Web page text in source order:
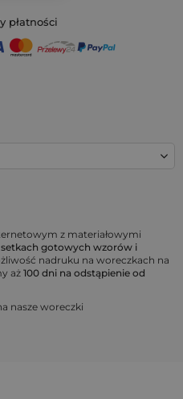
z materiałowymi
setkach gotowych wzorów i
nadruku na woreczkach na
aż 100 dni na odstąpienie od
nasze woreczki
płatności